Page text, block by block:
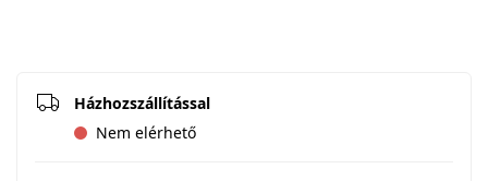
Házhozszállítással
Nem elérhető